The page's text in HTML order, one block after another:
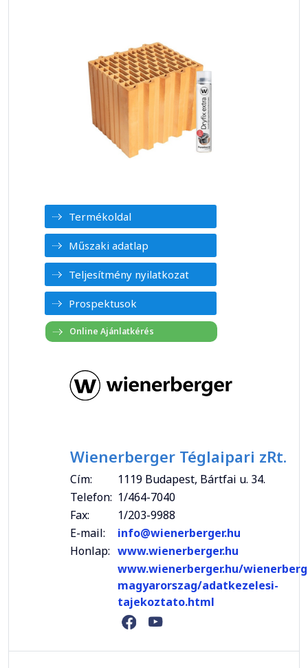
Termékoldal
Műszaki adatlap
Teljesítmény nyilatkozat
Prospektusok
Wienerberger Téglaipari zRt.
Cím:
1119 Budapest, Bártfai u. 34.
Telefon: 1/464-7040
Fax:
1/203-9988
E-mail:
info@wienerberger.hu
Honlap: www.wienerberger.hu
www.wienerberger.hu/
magyarorszag/adatkezelesi-
tajekoztato.html